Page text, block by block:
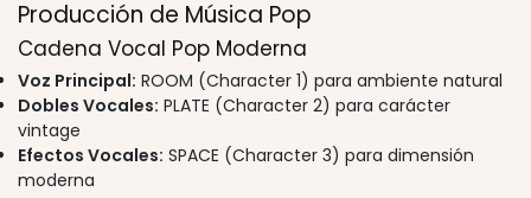
Producción de Música Pop
Cadena Vocal Pop Moderna
Voz Principal: ROOM (Character 1) para ambiente natural
Dobles Vocales: PLATE (Character 2) para carácter
vintage
Efectos Vocales: SPACE (Character 3) para dimensión
moderna